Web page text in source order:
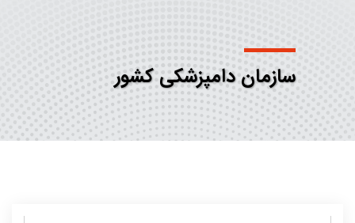
سازمان دامپزشکی کشور